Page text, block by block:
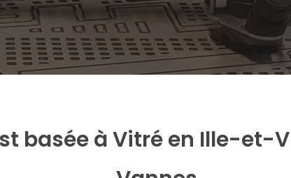
basée à Vitré en Ille-